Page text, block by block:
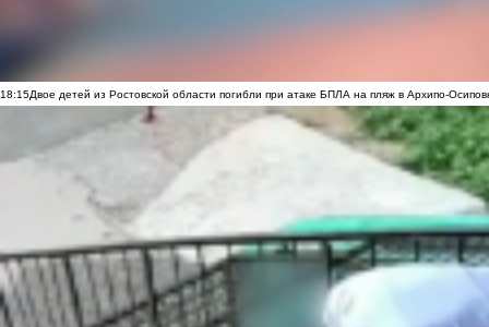
18:15Двое детей из Ростовской области погибли при атаке БПЛА на пляж в Архипо-